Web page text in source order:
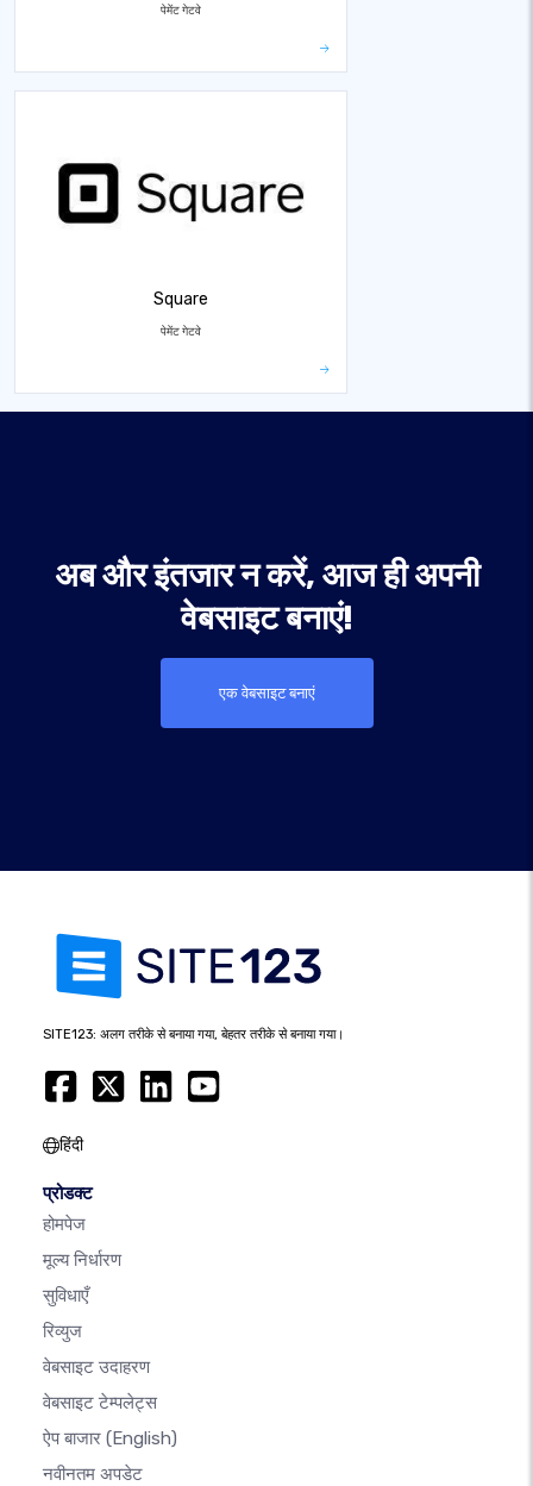
पेमेंट गेटवे
Square
पेमेंट गेटवे
अब और इंतजार न करें, आज ही अपनी
वेबसाइट बनाएं!
एक वेबसाइट बनाएं
SITE123: अलग तरीके से बनाया गया, बेहतर तरीके से बनाया गया।
हिंदी
प्रोडक्ट
होमपेज
मूल्य निर्धारण
सुविधाएँ
रिव्युज
वेबसाइट उदाहरण
वेबसाइट टेम्पलेट्स
ऐप बाजार (English)
नवीनतम अपडेट